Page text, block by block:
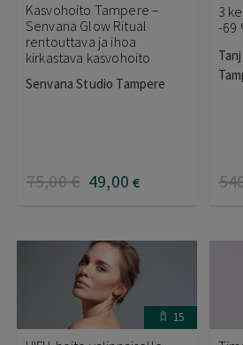
Kasvohoito Tampere –
Senvana Glow Ritual
rentouttava ja ihoa
kirkastava kasvohoito
Senvana Studio Tampere
75,00€ 49,00 €
3
-69
15